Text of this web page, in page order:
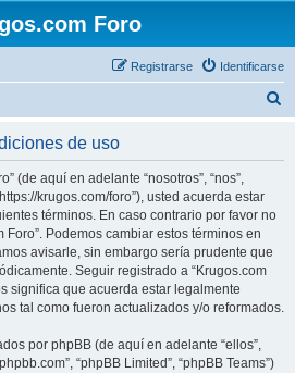
Foro
Identificarse
Registrarse
de uso
(de aquí en adelante “nosotros”, “nos”,
krugos.com/foro”), usted acuerda estar
términos. En caso contrario por favor no
Foro”. Podemos cambiar estos términos en
avisarle, sin embargo sería prudente que
Seguir registrado a “Krugos.com
significa que acuerda estar legalmente
tal como fueron actualizados y/o reformados.
por phpBB (de aquí en adelante “ellos”,
“phpBB Limited”, “phpBB Teams”)